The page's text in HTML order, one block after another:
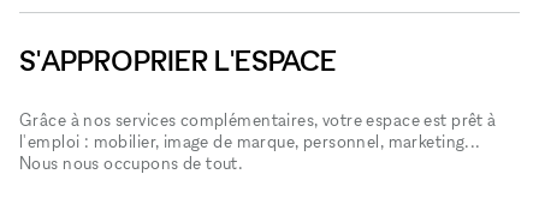
S'APPROPRIER L'ESPACE
Grâce à nos services complémentaires, votre espace est prêt à
l'emploi : mobilier, image de marque, personnel, marketing...
Nous nous occupons de tout.